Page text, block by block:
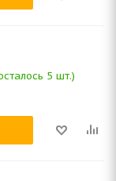
5 шт.)